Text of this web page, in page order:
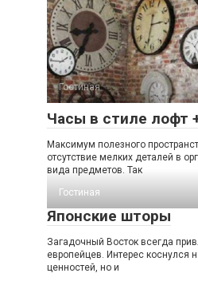
Гостиная
Часы в стиле лофт
Максимум полезного
отсутствие мелких деталей в
вида предметов. Так
Гостиная
Японские шторы
Загадочный Восток всегда
европейцев. Интерес коснулся
ценностей, но и